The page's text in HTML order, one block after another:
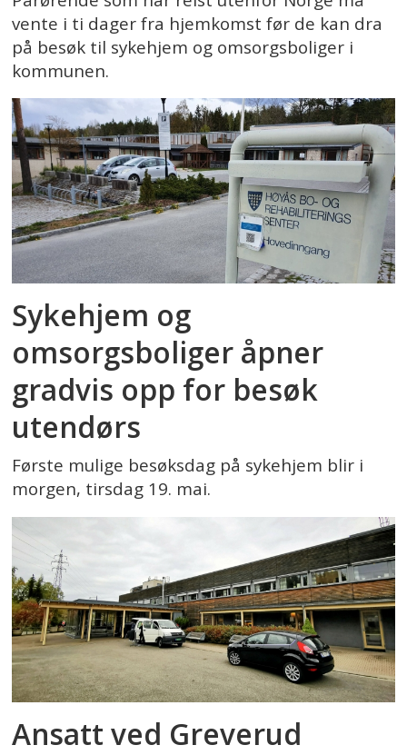
vente i ti dager fra hjemkomst før de kan dra
på besøk til sykehjem og omsorgsboliger i
kommunen.
Sykehjem og
omsorgsboliger åpner
gradvis opp for besøk
utendørs
Første mulige besøksdag på sykehjem blir i
morgen, tirsdag 19. mai.
Ansatt ved Greverud